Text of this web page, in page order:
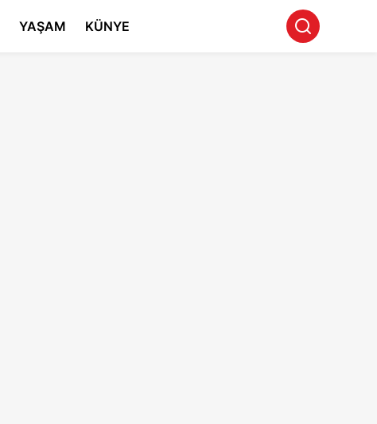
YAŞAM KÜNYE